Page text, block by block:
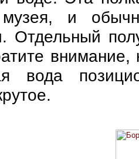
и
Отдельный
внимание,
вода